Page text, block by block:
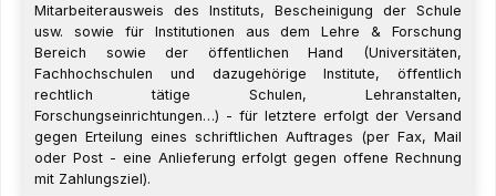
Mitarbeiterausweis des Instituts, Bescheinigung der Schule
usw. sowie für Institutionen aus dem Lehre & Forschung
Bereich sowie der öffentlichen Hand (Universitäten,
Fachhochschulen und dazugehörige Institute, öffentlich
rechtlich tätige Schulen, Lehranstalten,
Forschungseinrichtungen…) - für letztere erfolgt der Versand
gegen Erteilung eines schriftlichen Auftrages (per Fax, Mail
oder Post - eine Anlieferung erfolgt gegen offene Rechnung
mit Zahlungsziel).